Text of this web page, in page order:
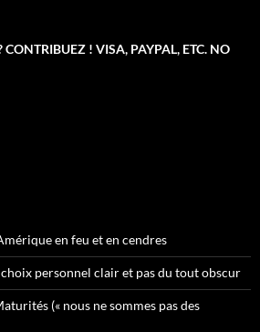
! VISA, PAYPAL, ETC. NO
en feu et en cendres
choix personnel clair et pas du tout obscur
(« nous ne sommes pas des